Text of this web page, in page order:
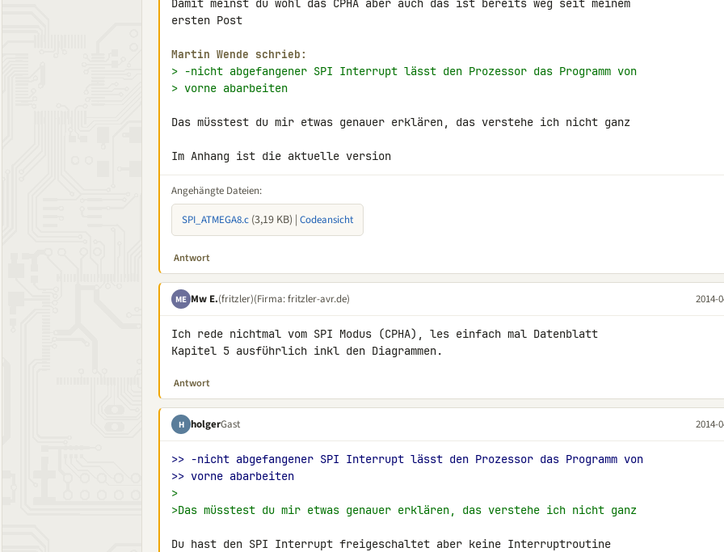
Damit meinst du wohl das CPHA aber auch das ist bereits weg seit meinem
ersten Post
Martin Wende schrieb:
> -nicht abgefangener SPI Interrupt lässt den Prozessor das Programm von
> vorne abarbeiten
Das müsstest du mir etwas genauer erklären, das verstehe ich nicht ganz
Im Anhang ist die aktuelle version
Angehängte Dateien:
SPI_ATMEGA8.c (3,19 KB) | Codeansicht
Antwort
ME Mw E.(fritzler)(Firma: fritzler-avr.de) 2014-
Ich rede nichtmal vom SPI Modus (CPHA), les einfach mal Datenblatt
Kapitel 5 ausführlich inkl den Diagrammen.
Antwort
H holgerGast 2014-
>> -nicht abgefangener SPI Interrupt lässt den Prozessor das Programm von
>> vorne abarbeiten
>
>Das müsstest du mir etwas genauer erklären, das verstehe ich nicht ganz
Du hast den SPI Interrupt freigeschaltet aber keine Interruptroutine